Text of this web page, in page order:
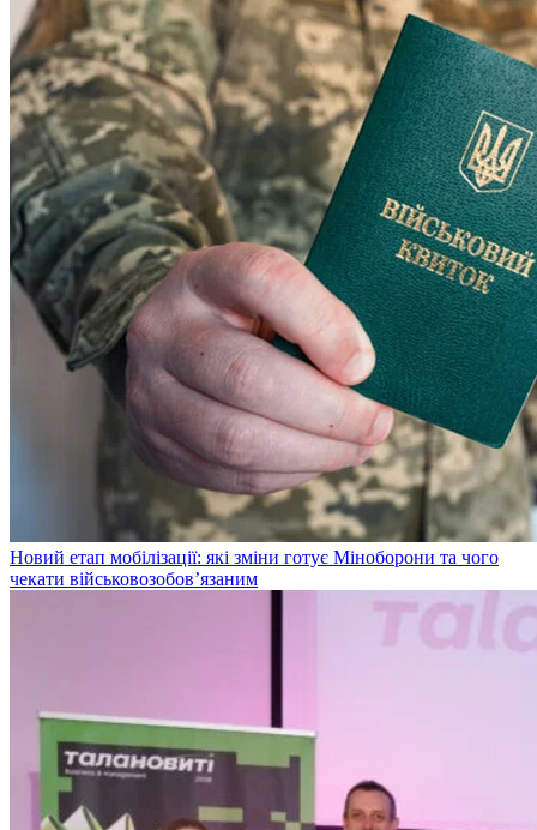
Новий етап мобілізації: які зміни готує Міноборони та чого
чекати військовозобов’язаним